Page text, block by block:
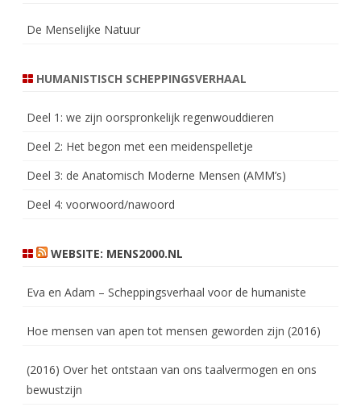
De Menselijke Natuur
HUMANISTISCH SCHEPPINGSVERHAAL
Deel 1: we zijn oorspronkelijk regenwouddieren
Deel 2: Het begon met een meidenspelletje
Deel 3: de Anatomisch Moderne Mensen (AMM’s)
Deel 4: voorwoord/nawoord
WEBSITE: MENS2000.NL
Eva en Adam – Scheppingsverhaal voor de humaniste
Hoe mensen van apen tot mensen geworden zijn (2016)
(2016) Over het ontstaan van ons taalvermogen en ons
bewustzijn